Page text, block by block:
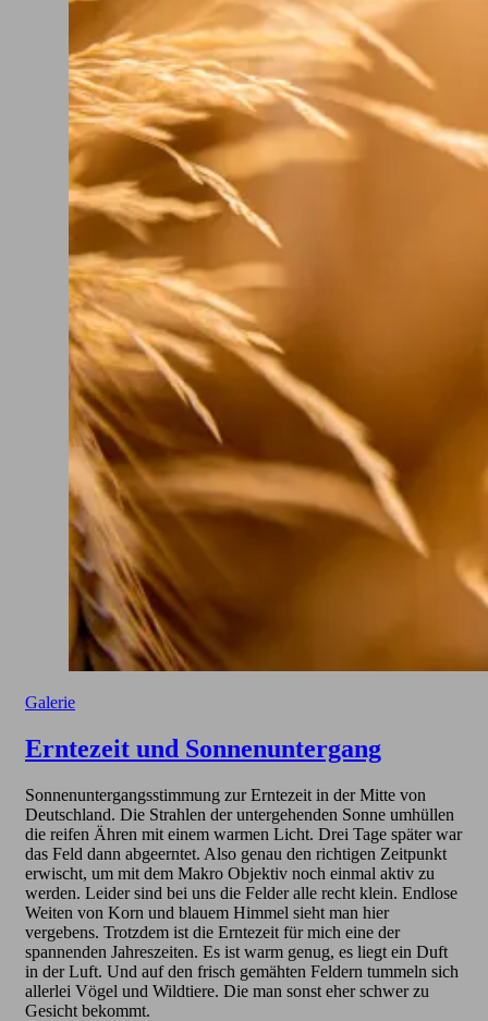
Galerie
Erntezeit und Sonnenuntergang
Sonnenuntergangsstimmung zur Erntezeit in der Mitte von
Deutschland. Die Strahlen der untergehenden Sonne umhüllen
die reifen Ähren mit einem warmen Licht. Drei Tage später war
das Feld dann abgeerntet. Also genau den richtigen Zeitpunkt
erwischt, um mit dem Makro Objektiv noch einmal aktiv zu
werden. Leider sind bei uns die Felder alle recht klein. Endlose
Weiten von Korn und blauem Himmel sieht man hier
vergebens. Trotzdem ist die Erntezeit für mich eine der
spannenden Jahreszeiten. Es ist warm genug, es liegt ein Duft
in der Luft. Und auf den frisch gemähten Feldern tummeln sich
allerlei Vögel und Wildtiere. Die man sonst eher schwer zu
Gesicht bekommt.